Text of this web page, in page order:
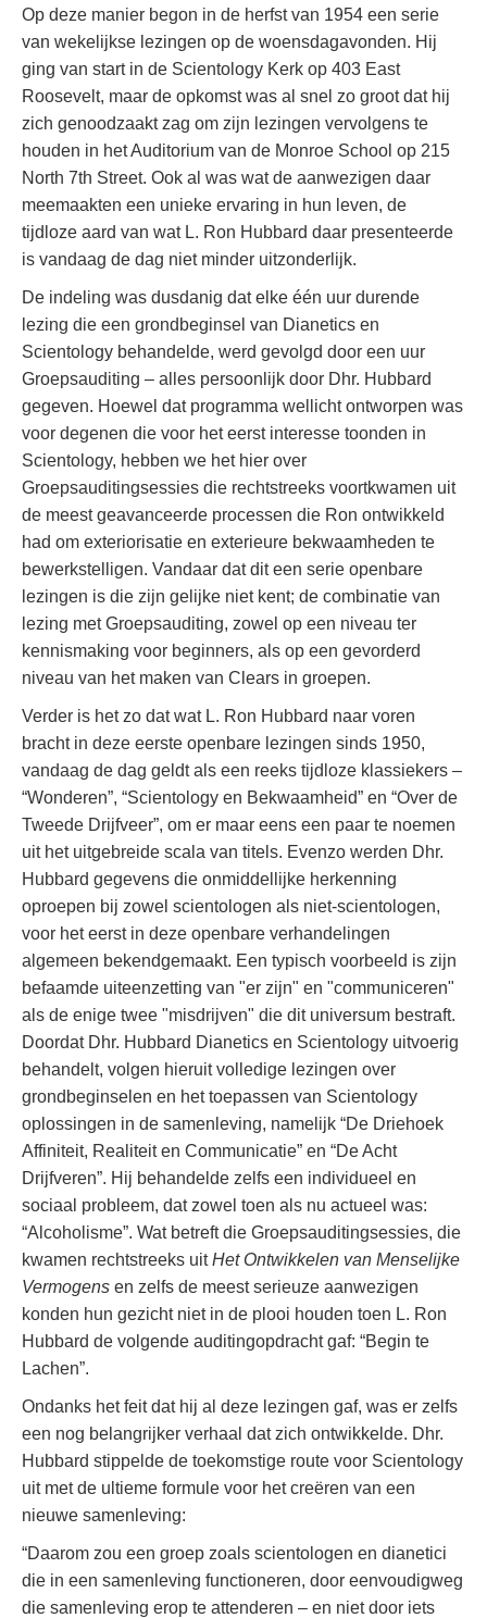
Op deze manier begon in de herfst van 1954 een serie
van wekelijkse lezingen op de woensdagavonden. Hij
ging van start in de Scientology Kerk op 403 East
Roosevelt, maar de opkomst was al snel zo groot dat hij
zich genoodzaakt zag om zijn lezingen vervolgens te
houden in het Auditorium van de Monroe School op 215
North 7th Street. Ook al was wat de aanwezigen daar
meemaakten een unieke ervaring in hun leven, de
tijdloze aard van wat L. Ron Hubbard daar presenteerde
is vandaag de dag niet minder uitzonderlijk.
De indeling was dusdanig dat elke één uur durende
lezing die een grondbeginsel van Dianetics en
Scientology behandelde, werd gevolgd door een uur
Groepsauditing – alles persoonlijk door Dhr. Hubbard
gegeven. Hoewel dat programma wellicht ontworpen was
voor degenen die voor het eerst interesse toonden in
Scientology, hebben we het hier over
Groepsauditingsessies die rechtstreeks voortkwamen uit
de meest geavanceerde processen die Ron ontwikkeld
had om exteriorisatie en exterieure bekwaamheden te
bewerkstelligen. Vandaar dat dit een serie openbare
lezingen is die zijn gelijke niet kent; de combinatie van
lezing met Groepsauditing, zowel op een niveau ter
kennismaking voor beginners, als op een gevorderd
niveau van het maken van Clears in groepen.
Verder is het zo dat wat L. Ron Hubbard naar voren
bracht in deze eerste openbare lezingen sinds 1950,
vandaag de dag geldt als een reeks tijdloze klassiekers –
“Wonderen”, “Scientology en Bekwaamheid” en “Over de
Tweede Drijfveer”, om er maar eens een paar te noemen
uit het uitgebreide scala van titels. Evenzo werden Dhr.
Hubbard gegevens die onmiddellijke herkenning
oproepen bij zowel scientologen als niet-scientologen,
voor het eerst in deze openbare verhandelingen
algemeen bekendgemaakt. Een typisch voorbeeld is zijn
befaamde uiteenzetting van "er zijn" en "communiceren"
als de enige twee "misdrijven" die dit universum bestraft.
Doordat Dhr. Hubbard Dianetics en Scientology uitvoerig
behandelt, volgen hieruit volledige lezingen over
grondbeginselen en het toepassen van Scientology
oplossingen in de samenleving, namelijk “De Driehoek
Affiniteit, Realiteit en Communicatie” en “De Acht
Drijfveren”. Hij behandelde zelfs een individueel en
sociaal probleem, dat zowel toen als nu actueel was:
“Alcoholisme”. Wat betreft die Groepsauditingsessies, die
kwamen rechtstreeks uitHet Ontwikkelen van Menselijke
Vermogens en zelfs de meest serieuze aanwezigen
konden hun gezicht niet in de plooi houden toen L. Ron
Hubbard de volgende auditingopdracht gaf: “Begin te
Lachen”.
Ondanks het feit dat hij al deze lezingen gaf, was er zelfs
een nog belangrijker verhaal dat zich ontwikkelde. Dhr.
Hubbard stippelde de toekomstige route voor Scientology
uit met de ultieme formule voor het creëren van een
nieuwe samenleving:
“Daarom zou een groep zoals scientologen en dianetici
die in een samenleving functioneren, door eenvoudigweg
die samenleving erop te attenderen – en niet door iets